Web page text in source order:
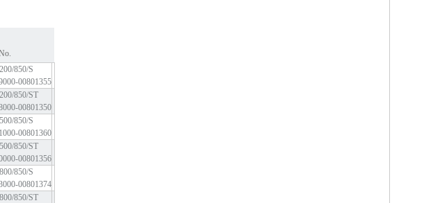
850/S
00801355
850/ST
00801350
850/S
00801360
850/ST
00801356
850/S
00801374
850/ST